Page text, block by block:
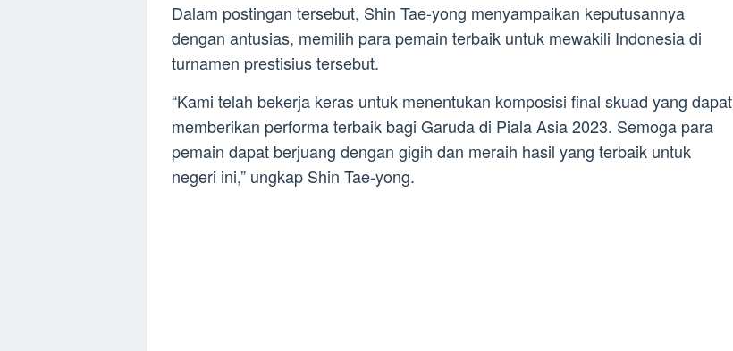
Dalam postingan tersebut, Shin Tae-yong menyampaikan keputusannya
dengan antusias, memilih para pemain terbaik untuk mewakili Indonesia di
turnamen prestisius tersebut.
“Kami telah bekerja keras untuk menentukan komposisi final skuad yang dapat
memberikan performa terbaik bagi Garuda di Piala Asia 2023. Semoga para
pemain dapat berjuang dengan gigih dan meraih hasil yang terbaik untuk
negeri ini,” ungkap Shin Tae-yong.